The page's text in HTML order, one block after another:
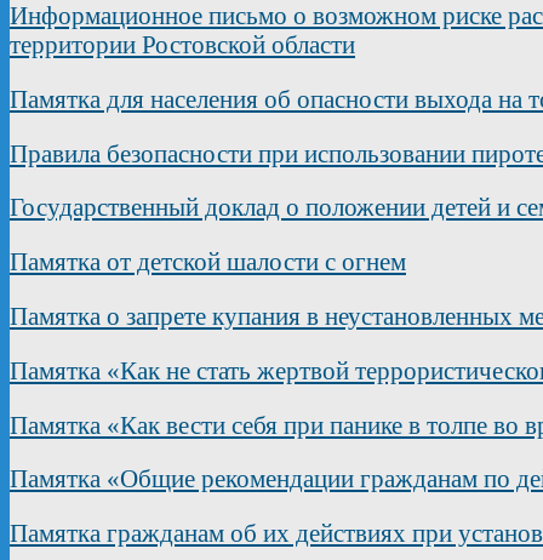
Информационное письмо о возможном риске
территории Ростовской области
Памятка для населения об опасности выхода на
Правила безопасности при использовании
Государственный доклад о положении детей и
Памятка от детской шалости с огнем
Памятка о запрете купания в неустановленных
Памятка «Как не стать жертвой
Памятка «Как вести себя при панике в толпе во
Памятка «Общие рекомендации гражданам по
Памятка гражданам об их действиях при